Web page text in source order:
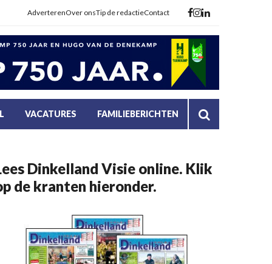
AdverterenOver onsTip de redactieContact
VACATURES FAMILIEBERICHTEN
Dinkelland Visie online. Klik
de kranten hieronder.